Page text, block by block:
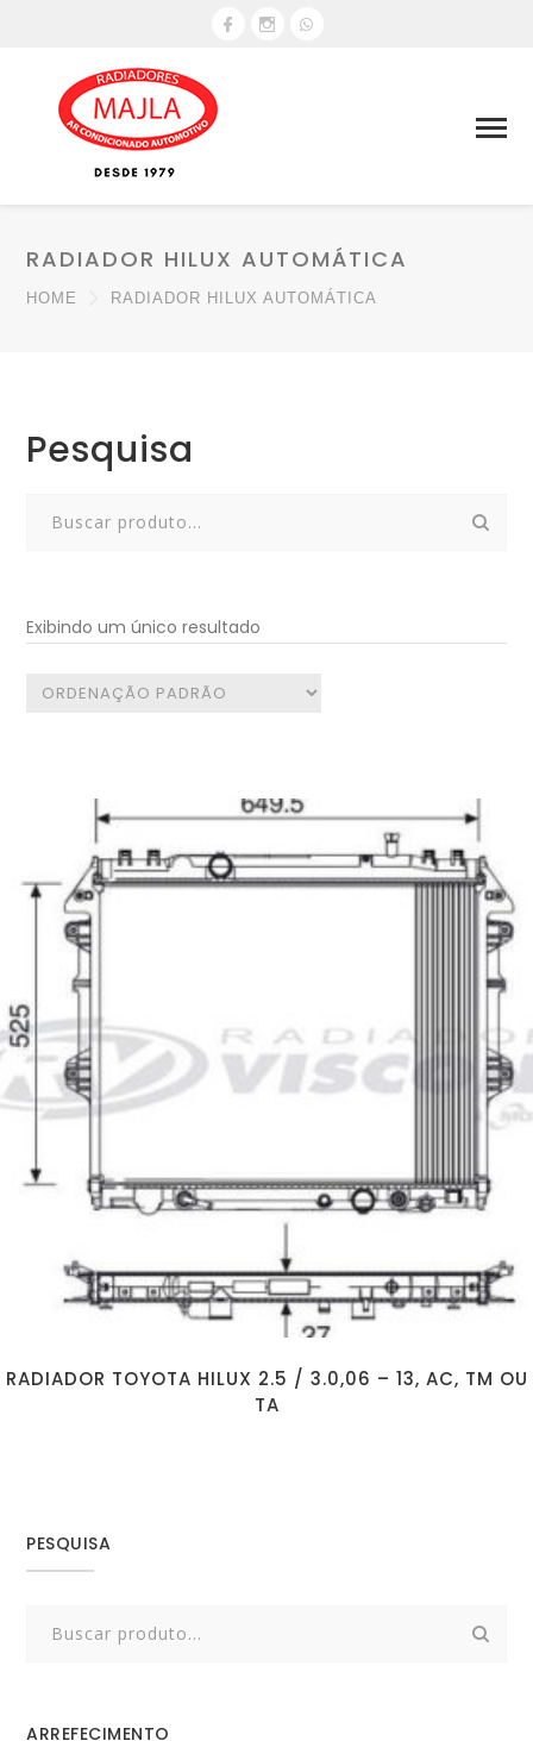
RADIADOR HILUX AUTOMÁTICA
HOME RADIADOR HILUX AUTOMÁTICA
Pesquisa
Exibindo um único resultado
RADIADOR TOYOTA HILUX 2.5 / 3.0,06 – 13, AC, TM OU
TA
PESQUISA
ARREFECIMENTO